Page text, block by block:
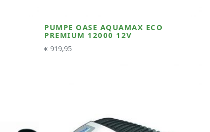
PUMPE OASE AQUAMAX ECO
PREMIUM 12000 12V
€ 919,95